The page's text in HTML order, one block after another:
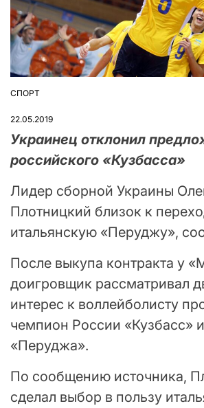
ОПУБЛІКУВАТИ
СПОРТ
22.05.2019
Украинец отклонил
российского «Кузбасса»
Лидер сборной Украины
Плотницкий близок к
итальянскую «Перуджу»,
После выкупа контракта у
доигровщик рассматривал
интерес к воллейболисту
чемпион России «Кузбасс»
«Перуджа».
По сообщению источника,
сделал выбор в пользу